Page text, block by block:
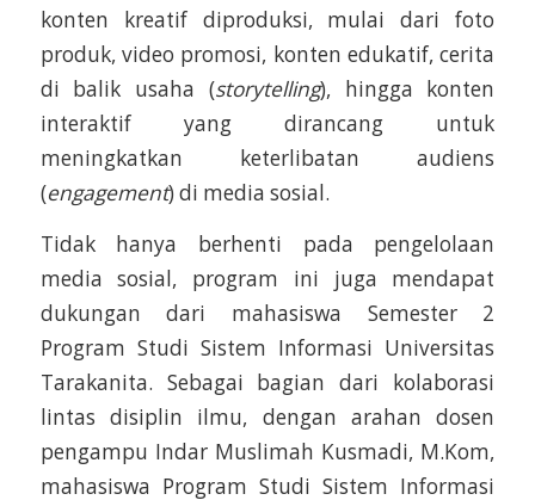
konten kreatif diproduksi, mulai dari foto
produk, video promosi, konten edukatif, cerita
di balik usaha (storytelling), hingga konten
interaktif yang dirancang untuk
meningkatkan keterlibatan audiens
(engagement) di media sosial.
Tidak hanya berhenti pada pengelolaan
media sosial, program ini juga mendapat
dukungan dari mahasiswa Semester 2
Program Studi Sistem Informasi Universitas
Tarakanita. Sebagai bagian dari kolaborasi
lintas disiplin ilmu, dengan arahan dosen
pengampu Indar Muslimah Kusmadi, M.Kom,
mahasiswa Program Studi Sistem Informasi